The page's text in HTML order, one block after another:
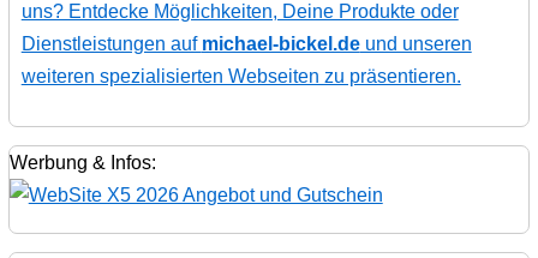
uns? Entdecke Möglichkeiten, Deine Produkte oder
Dienstleistungen auf michael-bickel.deund unseren
weiteren spezialisierten Webseiten zu präsentieren.
Werbung & Infos: